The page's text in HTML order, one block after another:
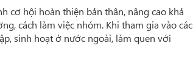
cơ hội hoàn thiện bản thân, nâng cao khả
cách làm việc nhóm. Khi tham gia vào các
sinh hoạt ở nước ngoài, làm quen với